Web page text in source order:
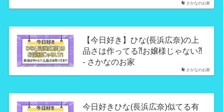
さかなのお家
さかなのお家
【今日好き】ひな(長浜広奈)の上
品さは作ってる⁈お嬢様じゃない⁈
- さかなのお家
今日好きひな(長浜広奈)似てる有